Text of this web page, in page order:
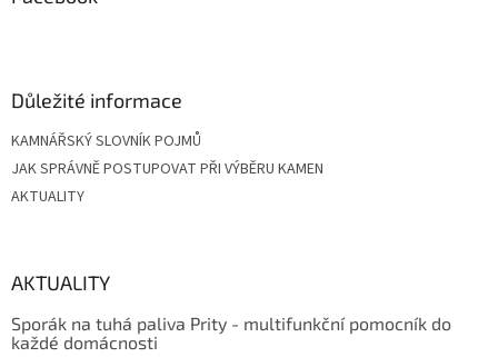
Důležité informace
KAMNÁŘSKÝ SLOVNÍK POJMŮ
JAK SPRÁVNĚ POSTUPOVAT PŘI VÝBĚRU KAMEN
AKTUALITY
AKTUALITY
Sporák na tuhá paliva Prity - multifunkční pomocník do
každé domácnosti